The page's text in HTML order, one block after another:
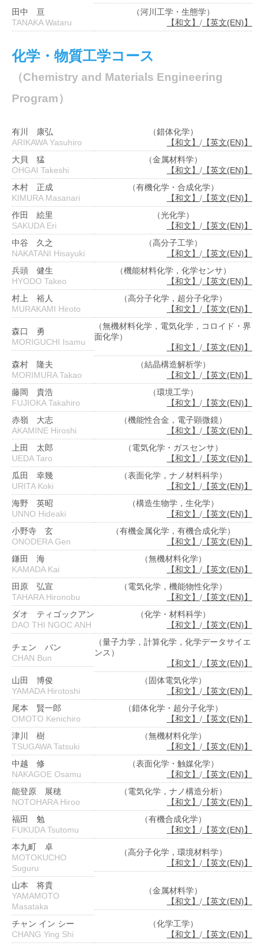
田中 亘
TANAKA Wataru
（河川工学・生態学）
【和文】 / 【英文(EN)】
化学・物質工学コース
（Chemistry and Materials Engineering
Program）
有川 康弘
ARIKAWA Yasuhiro
（錯体化学）
【和文】 / 【英文(EN)】
大貝 猛
OHGAI Takeshi
（金属材料学）
【和文】 / 【英文(EN)】
木村 正成
KIMURA Masanari
（有機化学・合成化学）
【和文】 / 【英文(EN)】
作田 絵里
SAKUDA Eri
（光化学）
【和文】 / 【英文(EN)】
中谷 久之
NAKATANI Hisayuki
（高分子工学）
【和文】 / 【英文(EN)】
兵頭 健生
HYODO Takeo
（機能材料化学，化学センサ）
【和文】 / 【英文(EN)】
村上 裕人
MURAKAMI Hiroto
（高分子化学，超分子化学）
【和文】 / 【英文(EN)】
森口 勇
MORIGUCHI Isamu
（無機材料化学，電気化学，コロイド・界
面化学）
【和文】 / 【英文(EN)】
森村 隆夫
MORIMURA Takao
（結晶構造解析学）
【和文】 / 【英文(EN)】
藤岡 貴浩
FUJIOKA Takahiro
（環境工学）
【和文】 / 【英文(EN)】
赤嶺 大志
AKAMINE Hiroshi
（機能性合金，電子顕微鏡）
【和文】 / 【英文(EN)】
上田 太郎
UEDA Taro
（電気化学・ガスセンサ）
【和文】 / 【英文(EN)】
瓜田 幸幾
URITA Koki
（表面化学，ナノ材料科学）
【和文】 / 【英文(EN)】
海野 英昭
UNNO Hideaki
（構造生物学，生化学）
【和文】 / 【英文(EN)】
小野寺 玄
ONODERA Gen
（有機金属化学，有機合成化学）
【和文】 / 【英文(EN)】
鎌田 海
KAMADA Kai
（無機材料化学）
【和文】 / 【英文(EN)】
田原 弘宣
TAHARA Hironobu
（電気化学，機能物性化学）
【和文】 / 【英文(EN)】
ダオ ティゴックアン
DAO THI NGOC ANH
（化学・材料科学）
【和文】 / 【英文(EN)】
チェン バン
CHAN Bun
（量子力学，計算化学，化学データサイエ
ンス）
【和文】 / 【英文(EN)】
山田 博俊
YAMADA Hirotoshi
（固体電気化学）
【和文】 / 【英文(EN)】
尾本 賢一郎
OMOTO Kenichiro
（錯体化学・超分子化学）
【和文】 / 【英文(EN)】
津川 樹
TSUGAWA Tatsuki
（無機材料化学）
【和文】 / 【英文(EN)】
中越 修
NAKAGOE Osamu
（表面化学・触媒化学）
【和文】 / 【英文(EN)】
能登原 展穂
NOTOHARA Hiroo
（電気化学，ナノ構造分析）
【和文】 / 【英文(EN)】
福田 勉
FUKUDA Tsutomu
（有機合成化学）
【和文】 / 【英文(EN)】
本九町 卓
MOTOKUCHO
Suguru
（高分子化学，環境材料学）
【和文】 / 【英文(EN)】
山本 将貴
YAMAMOTO
Masataka
（金属材料学）
【和文】 / 【英文(EN)】
チャン イン シー
CHANG Ying Shi
（化学工学）
【和文】 / 【英文(EN)】